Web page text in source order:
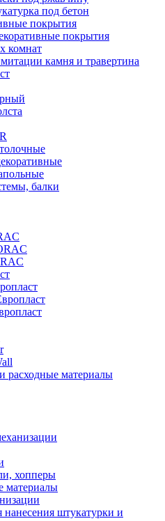
под бетон
покрытия
покрытия
комнат
камня и травертина
балки
расходные материалы
хопперы
материалы
нанесения штукатурки и